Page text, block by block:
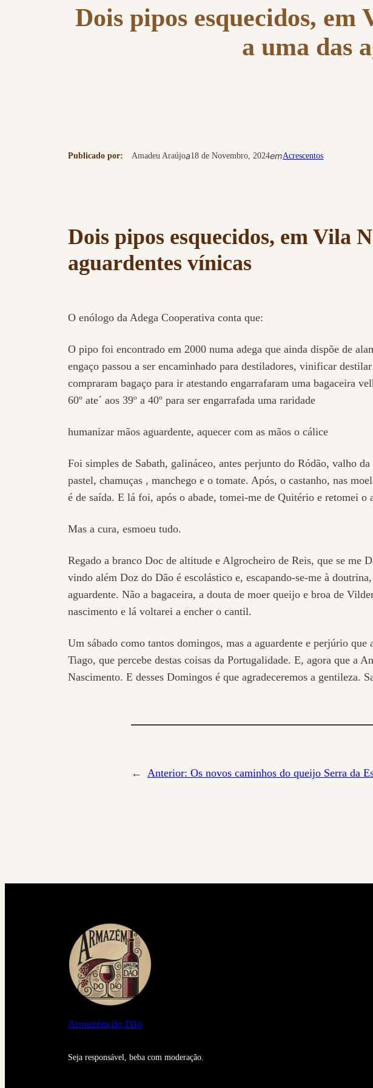
Dois pipos esquecidos,
a uma das
Publicado por: Amadeu Araújoa18 de Novembro, 2024emAcrescentos
Dois pipos esquecidos, em Vila
aguardentes vínicas
O enólogo da Adega Cooperativa conta que:
O pipo foi encontrado em 2000 numa adega que ainda dispõe de
engaço passou a ser encaminhado para destiladores, vinificar
compraram bagaço para ir atestando engarrafaram uma bagaceira
60º ate´ aos 39º a 40º para ser engarrafada uma raridade
humanizar mãos aguardente, aquecer com as mãos o cálice
Foi simples de Sabath, galináceo, antes perjunto do Ródão, valho
pastel, chamuças , manchego e o tomate. Após, o castanho, nas
é de saída. E lá foi, após o abade, tomei-me de Quitério e retomei o
Mas a cura, esmoeu tudo.
Regado a branco Doc de altitude e Algrocheiro de Reis, que se me
vindo além Doz do Dão é escolástico e, escapando-se-me à
aguardente. Não a bagaceira, a douta de moer queijo e broa de
nascimento e lá voltarei a encher o cantil.
Um sábado como tantos domingos, mas a aguardente e perjúrio
Tiago, que percebe destas coisas da Portugalidade. E, agora que a
Nascimento. E desses Domingos é que agradeceremos a gentileza.
← Anterior: Os novos caminhos do queijo Serra da
Armazém do Dão
Seja responsável, beba com moderação.